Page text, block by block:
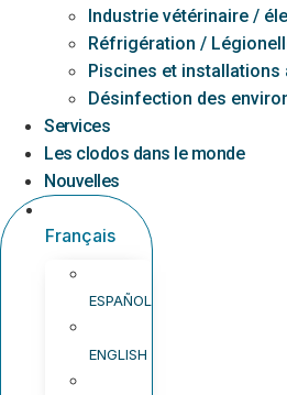
Industrie vétérinaire /
Réfrigération /
Piscines et installations
Désinfection des
Services
Les clodos dans le monde
Nouvelles
Français
ESPAÑOL
ENGLISH